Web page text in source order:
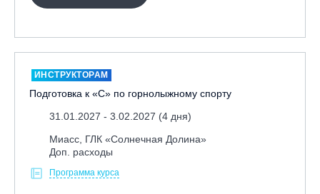
ИНСТРУКТОРАМ
Подготовка к «С» по горнолыжному спорту
31.01.2027 - 3.02.2027 (4 дня)
Миасс, ГЛК «Солнечная Долина»
Доп. расходы
Программа курса